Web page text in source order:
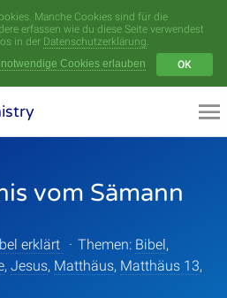
Manche Cookies sind für die
erfassen wie du diese Seite verwendest
in der Datenschutzerklärung.
notwendige Cookies erlauben
OK
vom Sämann
erklärt · Themen: Bibel,
, Jesus, Matthäus, Matthäus 13,
Menü
Videoarchiv
Serien
Themen